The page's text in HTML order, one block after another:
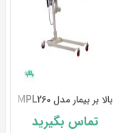
بالا بر بیمار مدل MPL260
تماس بگیرید